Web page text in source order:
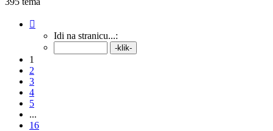
16 .Idi na stranicu...:
1
2
3
4
5
...
16